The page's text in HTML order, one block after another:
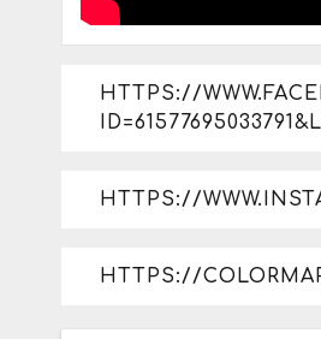
HTTPS://
HTTPS://
HTTPS://